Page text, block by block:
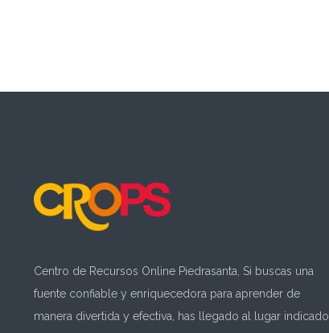
Centro de Recursos Online Piedrasanta, Si buscas una
fuente confiable y enriquecedora para aprender de
manera divertida y efectiva, has llegado al lugar indicado